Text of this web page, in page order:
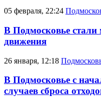
05 февраля, 22:24
В Подмосковье
движения
26 января, 12:18
В Подмосковье с
случаев сброса